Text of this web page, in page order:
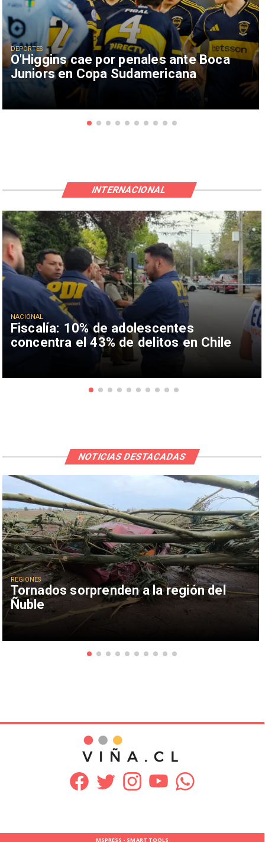
O'Higgins cae por penales ante Boca
Juniors en Copa Sudamericana
DEPORTES
Fiscalía: 10% de adolescentes
concentra el 43% de delitos en Chile
NACIONAL
INTERNACIONAL
Tornados sorprenden a la región del
Ñuble
REGIONES
NOTICIAS DESTACADAS
MSPRESS - SMART TOOLS